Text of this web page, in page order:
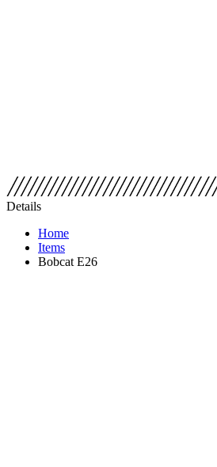
Details
Home
Items
Bobcat E26